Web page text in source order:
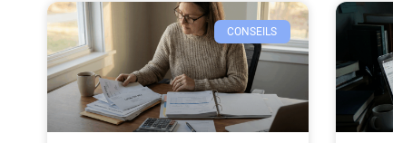
CONSEILS